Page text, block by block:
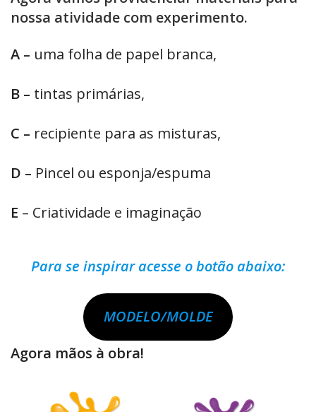
nossa atividade com experimento.
A – uma folha de papel branca,
B – tintas primárias,
C – recipiente para as misturas,
D – Pincel ou esponja/espuma
E – Criatividade e imaginação
Para se inspirar acesse o botão abaixo:
MODELO/MOLDE
Agora mãos à obra!